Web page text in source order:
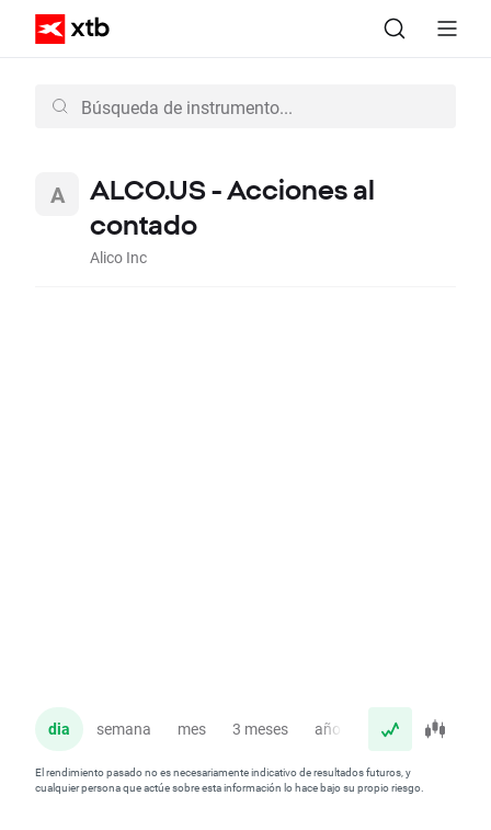
ALCO.US - Acciones al
contado
Alico Inc
dia semana mes 3 meses año
El rendimiento pasado no es necesariamente indicativo de resultados futuros, y
cualquier persona que actúe sobre esta información lo hace bajo su propio riesgo.